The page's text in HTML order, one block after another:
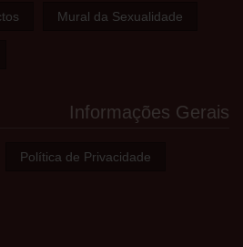
Mural da Sexualidade
Informações Gerais
Política de Privacidade